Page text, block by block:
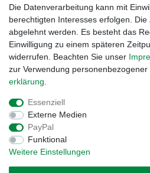
Widerrufs­recht
Die Datenverarbeitung kann mit
berechtigten Interesses erfolgen.
abgelehnt werden. Es besteht das
Einwilligung zu einem späteren
widerrufen. Beachten Sie unser
zur Verwendung
erklärung
Essenziell
Externe Medien
PayPal
Funktional
Weitere Einstellungen